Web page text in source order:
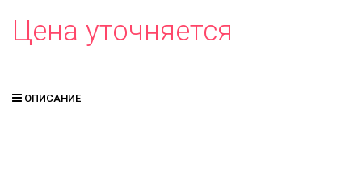
Цена уточняется
ОПИСАНИЕ